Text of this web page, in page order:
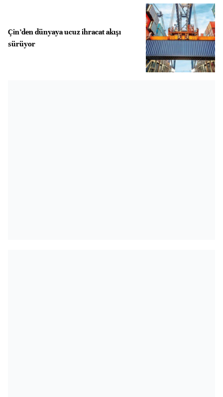
Çin’den dünyaya ucuz ihracat akışı
sürüyor